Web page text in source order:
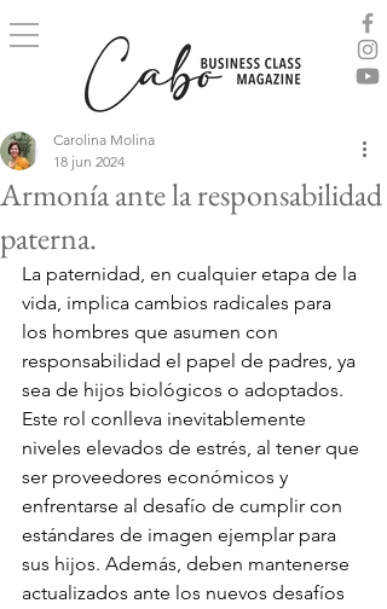
Armonía ante la responsabilidad
paterna.
Carolina Molina
18 jun 2024
La paternidad, en cualquier etapa de la
vida, implica cambios radicales para
los hombres que asumen con
responsabilidad el papel de padres, ya
sea de hijos biológicos o adoptados.
Este rol conlleva inevitablemente
niveles elevados de estrés, al tener que
ser proveedores económicos y
enfrentarse al desafío de cumplir con
estándares de imagen ejemplar para
sus hijos. Además, deben mantenerse
actualizados ante los nuevos desafíos